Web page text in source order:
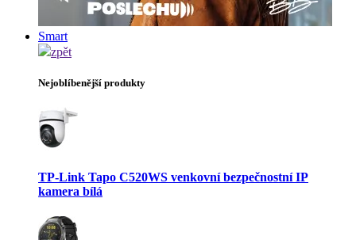
Smart
zpět
Nejoblíbenější produkty
TP-Link Tapo C520WS venkovní bezpečnostní IP
kamera bílá